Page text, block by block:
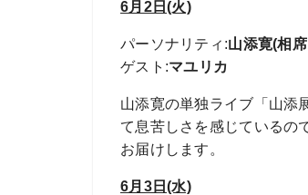
6月2日(火)
パーソナリティ :山添寛(相
ゲスト :マユリカ
山添寛の単独ライブ「山添
て息苦しさを感じているの
お届けします。
6月3日(水)